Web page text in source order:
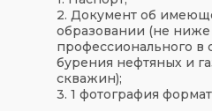
2. Документ об
образовании (не ниже
профессионального в
бурения нефтяных и
скважин);
3. 1 фотография